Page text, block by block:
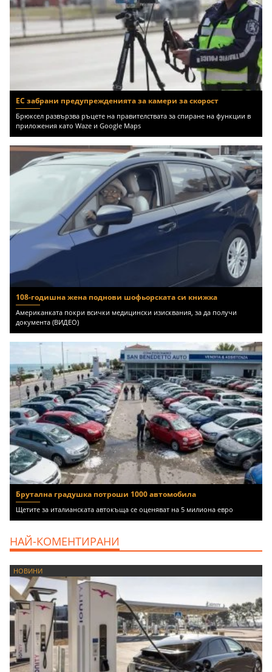
ЕС забрани предупрежденията за камери за скорост
Брюксел развързва ръцете на правителствата за спиране на функции в
приложения като Waze и Google Maps
108-годишна жена поднови шофьорската си книжка
Американката покри всички медицински изисквания, за да получи
документа (ВИДЕО)
Брутална градушка потроши 1000 автомобила
Щетите за италианската автокъща се оценяват на 5 милиона евро
НАЙ-КОМЕНТИРАНИ
НОВИНИ